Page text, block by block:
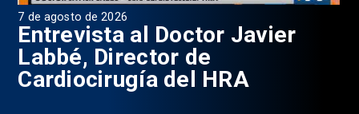
7 de agosto de 2026
Entrevista al Doctor Javier
Labbé, Director de
Cardiocirugía del HRA